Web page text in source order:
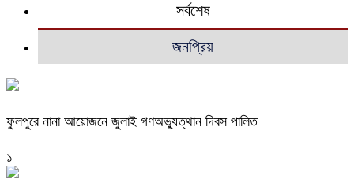
সর্বশেষ
জনপ্রিয়
ফুলপুরে নানা আয়োজনে জুলাই গণঅভ্যুত্থান দিবস পালিত
১